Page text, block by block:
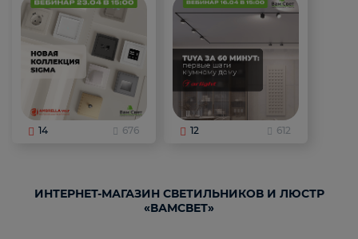
14 676 12 612
ИНТЕРНЕТ-МАГАЗИН СВЕТИЛЬНИКОВ И ЛЮСТР
«ВАМСВЕТ»